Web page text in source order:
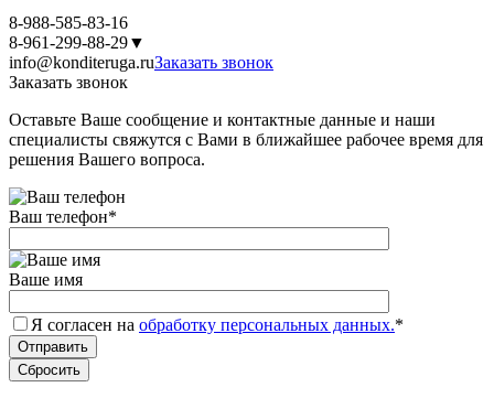
8-988-585-83-16
8-961-299-88-29▼
info@konditeruga.ruЗаказать звонок
Заказать звонок
Оставьте Ваше сообщение и контактные данные и наши
специалисты свяжутся с Вами в ближайшее рабочее время для
решения Вашего вопроса.
Ваш телефон*
Ваше имя
Я согласен на обработку персональных данных.*